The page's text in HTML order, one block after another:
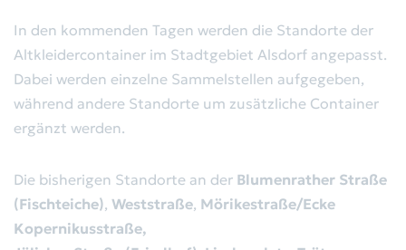
Behälterbestellung
Sperrmüll/Elektroschrott
Leerungsdaten
Aktuelles
Bekanntmachungen
Gremien
Der Zweckverband
RegioEntsorgung AöR
In den kommenden Tagen werden die Standorte der
Altkleidercontainer im Stadtgebiet Alsdorf angepasst.
Dabei werden einzelne Sammelstellen aufgegeben,
während andere Standorte um zusätzliche Container
ergänzt werden.
Die bisherigen Standorte an der Blumenrather Straße
(Fischteiche), Weststraße, Mörikestraße/Ecke
Kopernikusstraße,